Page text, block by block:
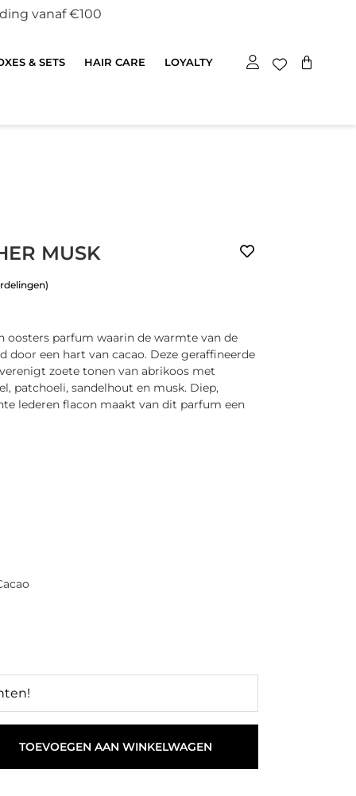
vanaf €100
& SETS HAIR CARE LOYALTY
MUSK
oosters parfum waarin de warmte van de
door een hart van cacao. Deze geraffineerde
zoete tonen van abrikoos met
patchoeli, sandelhout en musk. Diep,
lederen flacon maakt van dit parfum een
TOEVOEGEN AAN WINKELWAGEN